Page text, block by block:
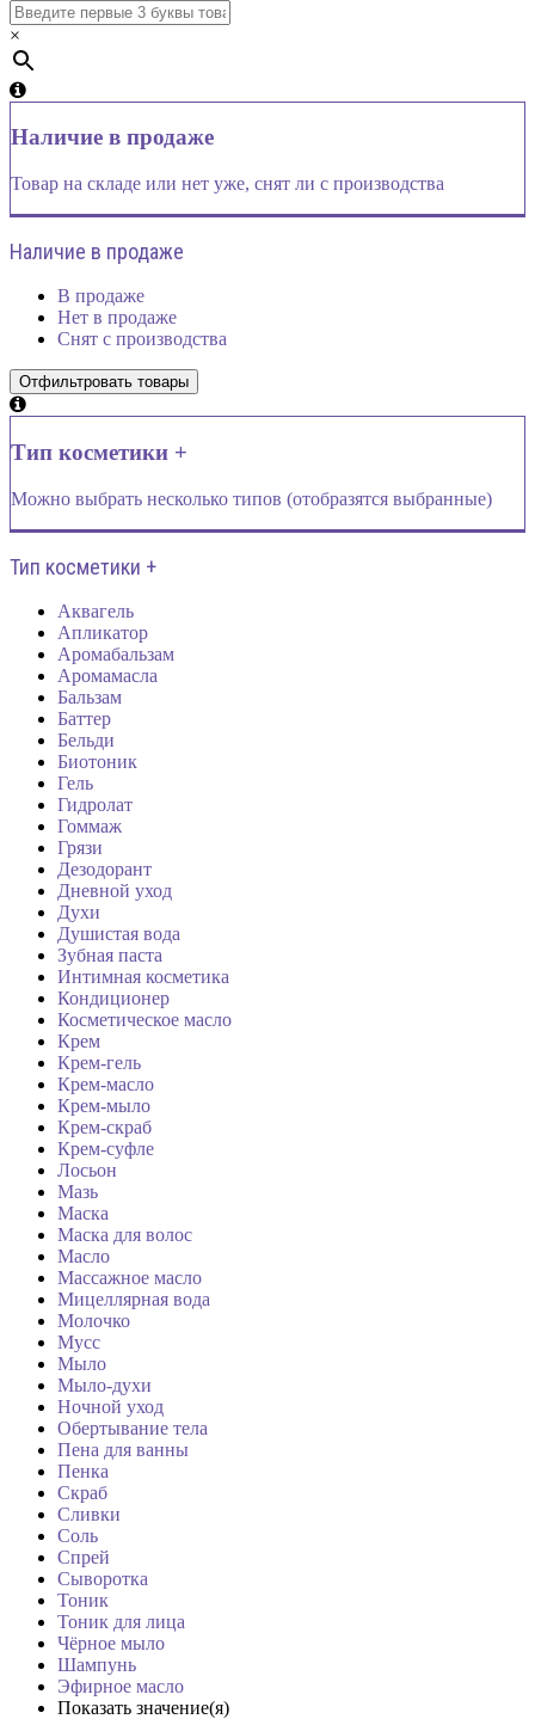
×
Наличие в продаже
Товар на складе или нет уже, снят ли с производства
Наличие в продаже
В продаже
Нет в продаже
Снят с производства
Тип косметики +
Можно выбрать несколько типов (отобразятся выбранные)
Тип косметики +
Аквагель
Апликатор
Аромабальзам
Аромамасла
Бальзам
Баттер
Бельди
Биотоник
Гель
Гидролат
Гоммаж
Грязи
Дезодорант
Дневной уход
Духи
Душистая вода
Зубная паста
Интимная косметика
Кондиционер
Косметическое масло
Крем
Крем-гель
Крем-масло
Крем-мыло
Крем-скраб
Крем-суфле
Лосьон
Мазь
Маска
Маска для волос
Масло
Массажное масло
Мицеллярная вода
Молочко
Мусс
Мыло
Мыло-духи
Ночной уход
Обертывание тела
Пена для ванны
Пенка
Скраб
Сливки
Соль
Спрей
Сыворотка
Тоник
Тоник для лица
Чёрное мыло
Шампунь
Эфирное масло
Показать значение(я)